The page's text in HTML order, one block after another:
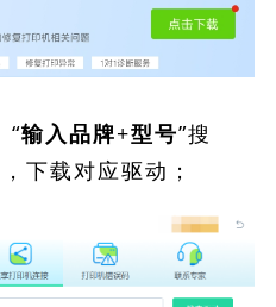
“输入品牌+型号”搜
下载对应驱动；